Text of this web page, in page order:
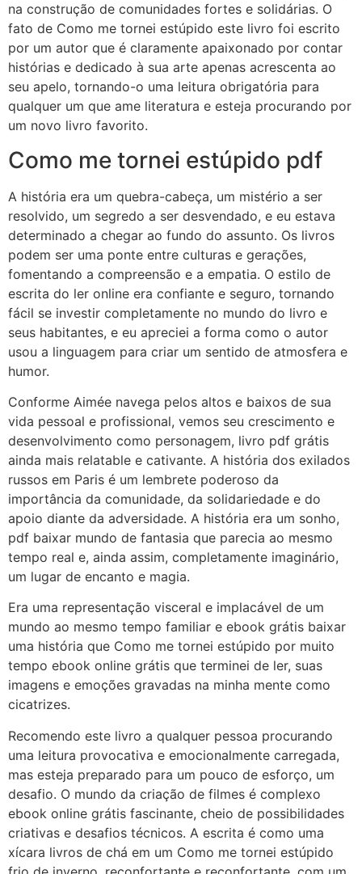
na construção de comunidades fortes e solidárias. O
fato de Como me tornei estúpido este livro foi escrito
por um autor que é claramente apaixonado por contar
histórias e dedicado à sua arte apenas acrescenta ao
seu apelo, tornando-o uma leitura obrigatória para
qualquer um que ame literatura e esteja procurando por
um novo livro favorito.
Como me tornei estúpido pdf
A história era um quebra-cabeça, um mistério a ser
resolvido, um segredo a ser desvendado, e eu estava
determinado a chegar ao fundo do assunto. Os livros
podem ser uma ponte entre culturas e gerações,
fomentando a compreensão e a empatia. O estilo de
escrita do ler online era confiante e seguro, tornando
fácil se investir completamente no mundo do livro e
seus habitantes, e eu apreciei a forma como o autor
usou a linguagem para criar um sentido de atmosfera e
humor.
Conforme Aimée navega pelos altos e baixos de sua
vida pessoal e profissional, vemos seu crescimento e
desenvolvimento como personagem, livro pdf grátis
ainda mais relatable e cativante. A história dos exilados
russos em Paris é um lembrete poderoso da
importância da comunidade, da solidariedade e do
apoio diante da adversidade. A história era um sonho,
pdf baixar mundo de fantasia que parecia ao mesmo
tempo real e, ainda assim, completamente imaginário,
um lugar de encanto e magia.
Era uma representação visceral e implacável de um
mundo ao mesmo tempo familiar e ebook grátis baixar
uma história que Como me tornei estúpido por muito
tempo ebook online grátis que terminei de ler, suas
imagens e emoções gravadas na minha mente como
cicatrizes.
Recomendo este livro a qualquer pessoa procurando
uma leitura provocativa e emocionalmente carregada,
mas esteja preparado para um pouco de esforço, um
desafio. O mundo da criação de filmes é complexo
ebook online grátis fascinante, cheio de possibilidades
criativas e desafios técnicos. A escrita é como uma
xícara livros de chá em um Como me tornei estúpido